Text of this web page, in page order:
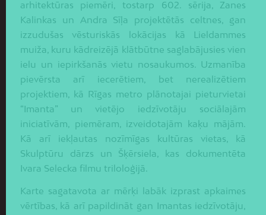
arhitektūras piemēri, tostarp 602. sērija, Zanes
Kalinkas un Andra Sīļa projektētās celtnes, gan
izzudušas vēsturiskās lokācijas kā Lieldammes
muiža, kuru kādreizējā klātbūtne saglabājusies vien
ielu un iepirkšanās vietu nosaukumos. Uzmanība
pievērsta arī iecerētiem, bet nerealizētiem
projektiem, kā Rīgas metro plānotajai pieturvietai
“Imanta” un vietējo iedzīvotāju sociālajām
iniciatīvām, piemēram, izveidotajām kaķu mājām.
Kā arī iekļautas nozīmīgas kultūras vietas, kā
Skulptūru dārzs un Šķērsiela, kas dokumentēta
Ivara Selecka filmu triloloģijā.
Karte sagatavota ar mērķi labāk izprast apkaimes
vērtības, kā arī papildināt gan Imantas iedzīvotāju,